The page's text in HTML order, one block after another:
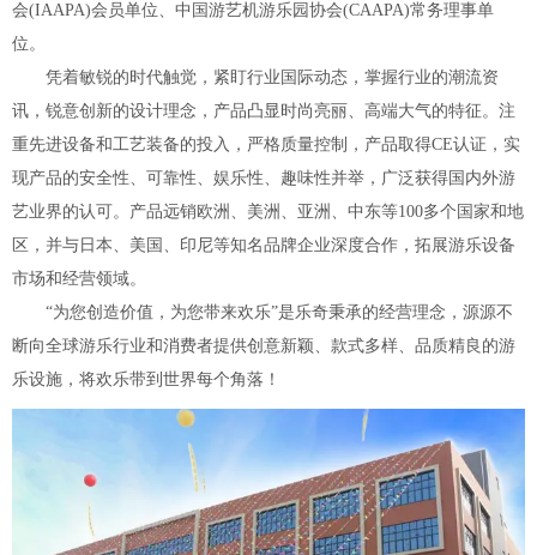
会(IAAPA)会员单位、中国游艺机游乐园协会(CAAPA)常务理事单
位。
凭着敏锐的时代触觉，紧盯行业国际动态，掌握行业的潮流资
讯，锐意创新的设计理念，产品凸显时尚亮丽、高端大气的特征。注
重先进设备和工艺装备的投入，严格质量控制，产品取得CE认证，实
现产品的安全性、可靠性、娱乐性、趣味性并举，广泛获得国内外游
艺业界的认可。产品远销欧洲、美洲、亚洲、中东等100多个国家和地
区，并与日本、美国、印尼等知名品牌企业深度合作，拓展游乐设备
市场和经营领域。
“为您创造价值，为您带来欢乐”是乐奇秉承的经营理念，源源不
断向全球游乐行业和消费者提供创意新颖、款式多样、品质精良的游
乐设施，将欢乐带到世界每个角落！